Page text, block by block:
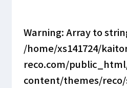
Warning: Array to
/home/xs141724/
reco.com/
content/themes/